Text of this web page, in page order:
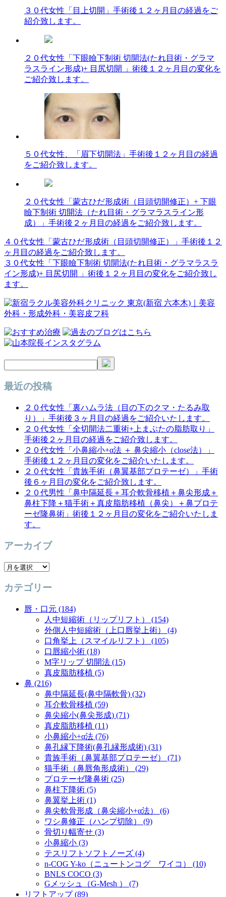
３０代女性「目上切開」手術後１２ヶ月目の経過をご
紹介致します。
２０代女性「下眼瞼下制術 切開法(たれ目術・グラマ
ラスライン形成)+ 目尻切開 」術後１２ヶ月目の変化を
ご紹介致します。
５０代女性、「眉下切開法」手術後１２ヶ月目の経過
をご紹介致します。
２０代女性「蒙古ひだ形成術（目頭切開修正）+ 下眼
瞼下制術 切開法（たれ目術・グラマラスライン形
成）」手術後２ヶ月目の経過をご紹介致します。
投
稿
ナ
ゲ
ー
シ
ョ
ン
４０代女性「蒙古ひだ形成術（目頭切開修正）」手術後１２
ヶ月目の経過をご紹介致します。
３０代女性「下眼瞼下制術 切開法(たれ目術・グラマラスラ
イン形成)+ 目尻切開 」術後１２ヶ月目の変化をご紹介致し
ます。
最近の投稿
２０代女性「裏ハムラ法（目の下のクマ・たるみ取
り）」手術後３ヶ月目の経過をご紹介いたします。
２０代女性「全切開法二重術+上まぶたの脂肪取り」
手術後２ヶ月目の経過をご紹介致します。
２０代女性「小鼻縮小+α法 ＋ 鼻尖縮小（close法）」
手術後１２ヶ月目の変化をご紹介いたします。
２０代女性「貴族手術（鼻翼基部プロテーゼ）」手術
後６ヶ月目の変化をご紹介致します。
２０代男性「鼻中隔延長＋耳介軟骨移植＋鼻尖形成＋
鼻柱下降＋猫手術＋真皮脂肪移植（鼻尖）＋鼻プロテ
ーゼ隆鼻術」術後１２ヶ月目の変化をご紹介いたしま
す。
アーカイブ
ア
カ
カテゴリー
唇・口元 (184)
人中短縮術（リップリフト） (154)
外側人中短縮術（上口唇挙上術） (4)
口角挙上（スマイルリフト） (105)
口唇縮小術 (18)
M字リップ 切開法 (15)
真皮脂肪移植 (5)
鼻 (216)
鼻中隔延長(鼻中隔軟骨) (32)
耳介軟骨移植 (59)
鼻尖縮小(鼻尖形成) (71)
真皮脂肪移植 (11)
小鼻縮小+α法 (76)
鼻孔縁下降術(鼻孔縁形成術) (31)
貴族手術（鼻翼基部プロテーゼ） (71)
猫手術（鼻唇角形成術） (29)
プロテーゼ隆鼻術 (25)
鼻柱下降術 (5)
鼻翼挙上術 (1)
鼻尖軟骨形成（鼻尖縮小+α法） (6)
ワシ鼻修正（ハンプ切除） (9)
骨切り幅寄せ (3)
小鼻縮小 (3)
テスリフトソフトノーズ (4)
n-COG Y-ko（ニュートンコグ ワイコ） (10)
BNLS COCO (3)
Gメッシュ（G-Mesh ） (7)
リフトアップ (89)